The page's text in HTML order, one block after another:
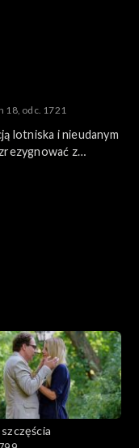
18, odc. 1721
lotniska i nieudanym
z
Eryka ma